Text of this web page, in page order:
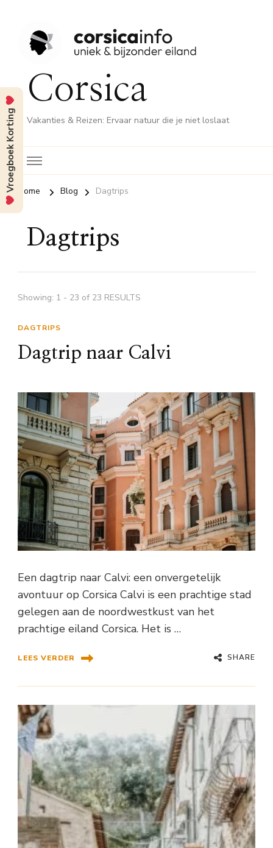
Corsica
Vakanties & Reizen: Ervaar natuur die je niet loslaat
Home Blog Dagtrips
Dagtrips
Showing: 1 - 23 of 23 RESULTS
DAGTRIPS
Dagtrip naar Calvi
Een dagtrip naar Calvi: een onvergetelijk
avontuur op Corsica Calvi is een prachtige stad
gelegen aan de noordwestkust van het
prachtige eiland Corsica. Het is …
LEES VERDER SHARE
Vroegboek Korting